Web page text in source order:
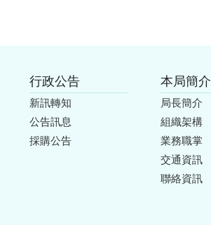
行政公告
新訊轉知
公告訊息
採購公告
本局簡介
局長簡介
組織架構
業務職掌
交通資訊
聯絡資訊